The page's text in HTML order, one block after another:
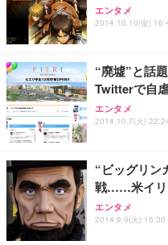
エンタメ
2014.10.10(金)
“廃墟”と話
Twitterで自
エンタメ
2014.10.7(火)
“ビッグリン
戦……米イリ
エンタメ
2014.9.9(火) 16:30